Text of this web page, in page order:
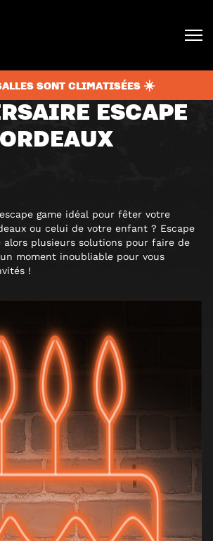
SONT CLIMATISÉES ☀️
ESCAPE
game idéal pour fêter votre
ou celui de votre enfant ? Escape
alors plusieurs solutions pour faire de
moment inoubliable pour vous
!